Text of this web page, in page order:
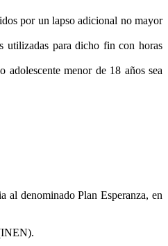
por un lapso adicional no mayor
utilizadas para dicho fin con horas
menor de 18 años sea
al denominado Plan Esperanza, en